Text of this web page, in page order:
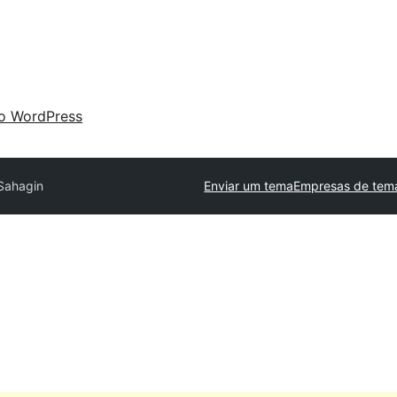
WordPress
Enviar um temaEmpresas de